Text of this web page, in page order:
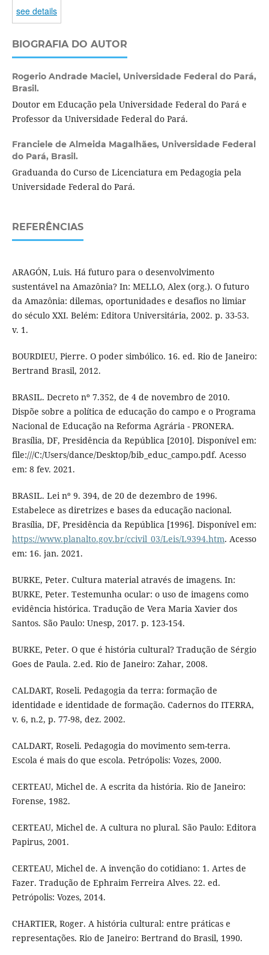
see details
BIOGRAFIA DO AUTOR
Rogerio Andrade Maciel, Universidade Federal do Pará,
Brasil.
Doutor em Educação pela Universidade Federal do Pará e
Professor da Universidade Federal do Pará.
Franciele de Almeida Magalhães, Universidade Federal
do Pará, Brasil.
Graduanda do Curso de Licenciatura em Pedagogia pela
Universidade Federal do Pará.
REFERÊNCIAS
ARAGÓN, Luis. Há futuro para o desenvolvimento
sustentável na Amazônia? In: MELLO, Alex (org.). O futuro
da Amazônia: dilemas, oportunidades e desafios no limiar
do século XXI. Belém: Editora Universitária, 2002. p. 33-53.
v. 1.
BOURDIEU, Pierre. O poder simbólico. 16. ed. Rio de Janeiro:
Bertrand Brasil, 2012.
BRASIL. Decreto nº 7.352, de 4 de novembro de 2010.
Dispõe sobre a política de educação do campo e o Programa
Nacional de Educação na Reforma Agrária - PRONERA.
Brasília, DF, Presidência da República [2010]. Disponível em:
file:///C:/Users/dance/Desktop/bib_educ_campo.pdf. Acesso
em: 8 fev. 2021.
BRASIL. Lei nº 9. 394, de 20 de dezembro de 1996.
Estabelece as diretrizes e bases da educação nacional.
Brasília, DF, Presidência da República [1996]. Disponível em:
https://www.planalto.gov.br/ccivil_03/Leis/L9394.htm. Acesso
em: 16. jan. 2021.
BURKE, Peter. Cultura material através de imagens. In:
BURKE, Peter. Testemunha ocular: o uso de imagens como
evidência histórica. Tradução de Vera Maria Xavier dos
Santos. São Paulo: Unesp, 2017. p. 123-154.
BURKE, Peter. O que é história cultural? Tradução de Sérgio
Goes de Paula. 2.ed. Rio de Janeiro: Zahar, 2008.
CALDART, Roseli. Pedagogia da terra: formação de
identidade e identidade de formação. Cadernos do ITERRA,
v. 6, n.2, p. 77-98, dez. 2002.
CALDART, Roseli. Pedagogia do movimento sem-terra.
Escola é mais do que escola. Petrópolis: Vozes, 2000.
CERTEAU, Michel de. A escrita da história. Rio de Janeiro:
Forense, 1982.
CERTEAU, Michel de. A cultura no plural. São Paulo: Editora
Papirus, 2001.
CERTEAU, Michel de. A invenção do cotidiano: 1. Artes de
Fazer. Tradução de Ephraim Ferreira Alves. 22. ed.
Petrópolis: Vozes, 2014.
CHARTIER, Roger. A história cultural: entre práticas e
representações. Rio de Janeiro: Bertrand do Brasil, 1990.